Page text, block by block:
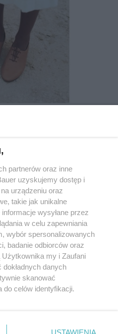
i jej przepis na sukces
PRYWATNOŚCI
partnerów oraz inne
uzyskujemy dostęp i
urządzeniu oraz
takie jak unikalne
wysyłane przez
w celu zapewniania
wybór spersonalizowanych
badanie odbiorców oraz
Użytkownika my i Zaufani
danych
skanować
do celów identyfikacji.
ustawień prywatności
USTAWIENIA